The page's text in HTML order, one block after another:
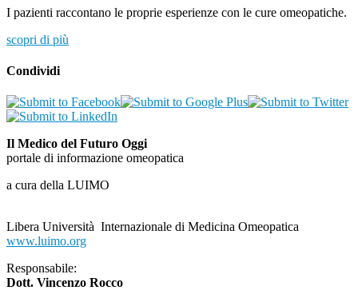
I pazienti raccontano le proprie esperienze con le cure omeopatiche.
scopri di più
Condividi
Il Medico del Futuro Oggi
portale di informazione omeopatica
a cura della LUIMO
Libera Università Internazionale di Medicina Omeopatica
www.luimo.org
Responsabile:
Dott. Vincenzo Rocco